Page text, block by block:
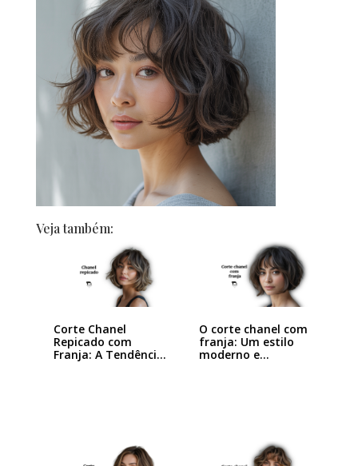
Veja também:
Corte Chanel
Repicado com
Franja: A Tendência
O corte chanel com
franja: Um estilo
moderno e…